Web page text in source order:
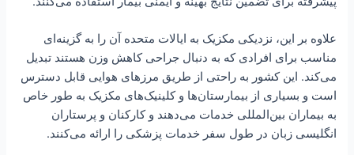
علاوه بر این، نزدیکی مکزیک به ایالات متحده آن را به گزینه‌ای
مناسب برای افرادی که به دنبال جراحی کاهش وزن هستند تبدیل
می‌کند. این کشور به راحتی از طریق مرزهای هوایی قابل دسترس
است و بسیاری از بیمارستان‌ها و کلینیک‌های مکزیک به طور خاص
به بیماران بین‌المللی خدمات می‌دهند و کارکنان و پرستاران
انگلیسی زبان در طول سفر خدمات پزشکی را ارائه می‌کنند.